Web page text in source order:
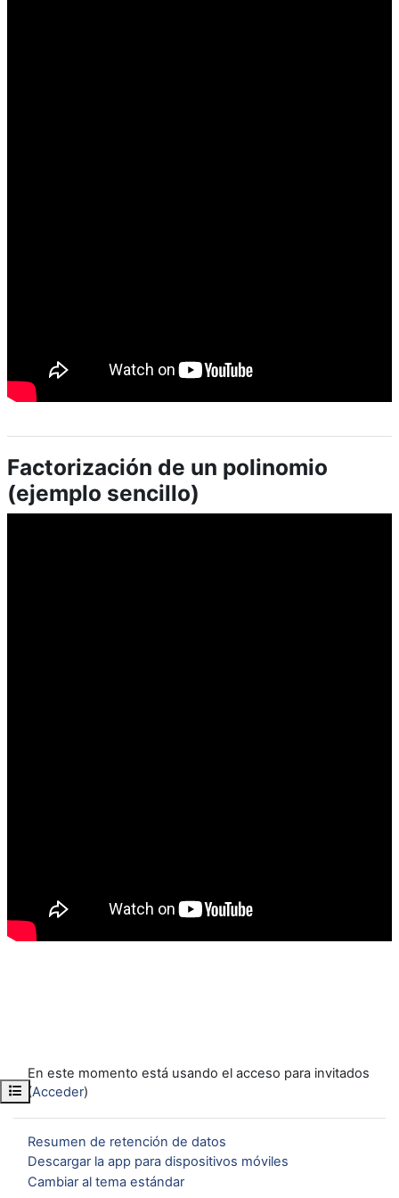
Abrir índice del curso
Factorización de un polinomio
(ejemplo sencillo)
En este momento está usando el acceso para invitados
(Acceder)
Resumen de retención de datos
Descargar la app para dispositivos móviles
Cambiar al tema estándar